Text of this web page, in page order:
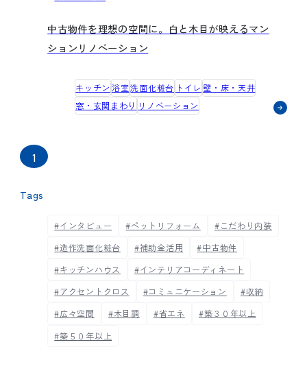
中古物件を理想の空間に。白と木目が映えるマン
ションリノベーション
キッチン 浴室洗面化粧台 トイレ 壁・床・天井
窓・玄関まわり リノベーション
1
Tags
#インタビュー #ペットリフォーム
#こだわり内装
#造作洗面化粧台
#補助金活用
#中古物件
#キッチンハウス
#インテリアコーディネート
#アクセントクロス
#コミュニケーション
#収納
#広々空間
#木目調 #省エネ
#築３０年以上
#築５０年以上